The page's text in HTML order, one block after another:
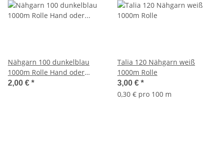
Nähgarn 100 dunkelblau
1000m Rolle Hand oder
Nähmaschine
2,00 € *
Talia 120 Nähgarn weiß
1000m Rolle
3,00 € *
0,30 € pro 100 m